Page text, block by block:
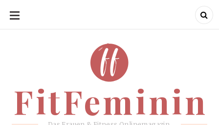
SKIP
CONTENT
FitFeminin
FitFeminin